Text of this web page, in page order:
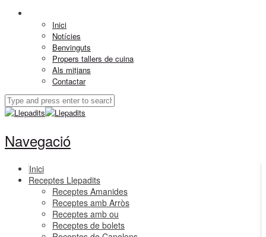
Inici
Notícies
Benvinguts
Propers tallers de cuina
Als mitjans
Contactar
Navegació
Inici
Receptes Llepadits
Receptes Amanides
Receptes amb Arròs
Receptes amb ou
Receptes de bolets